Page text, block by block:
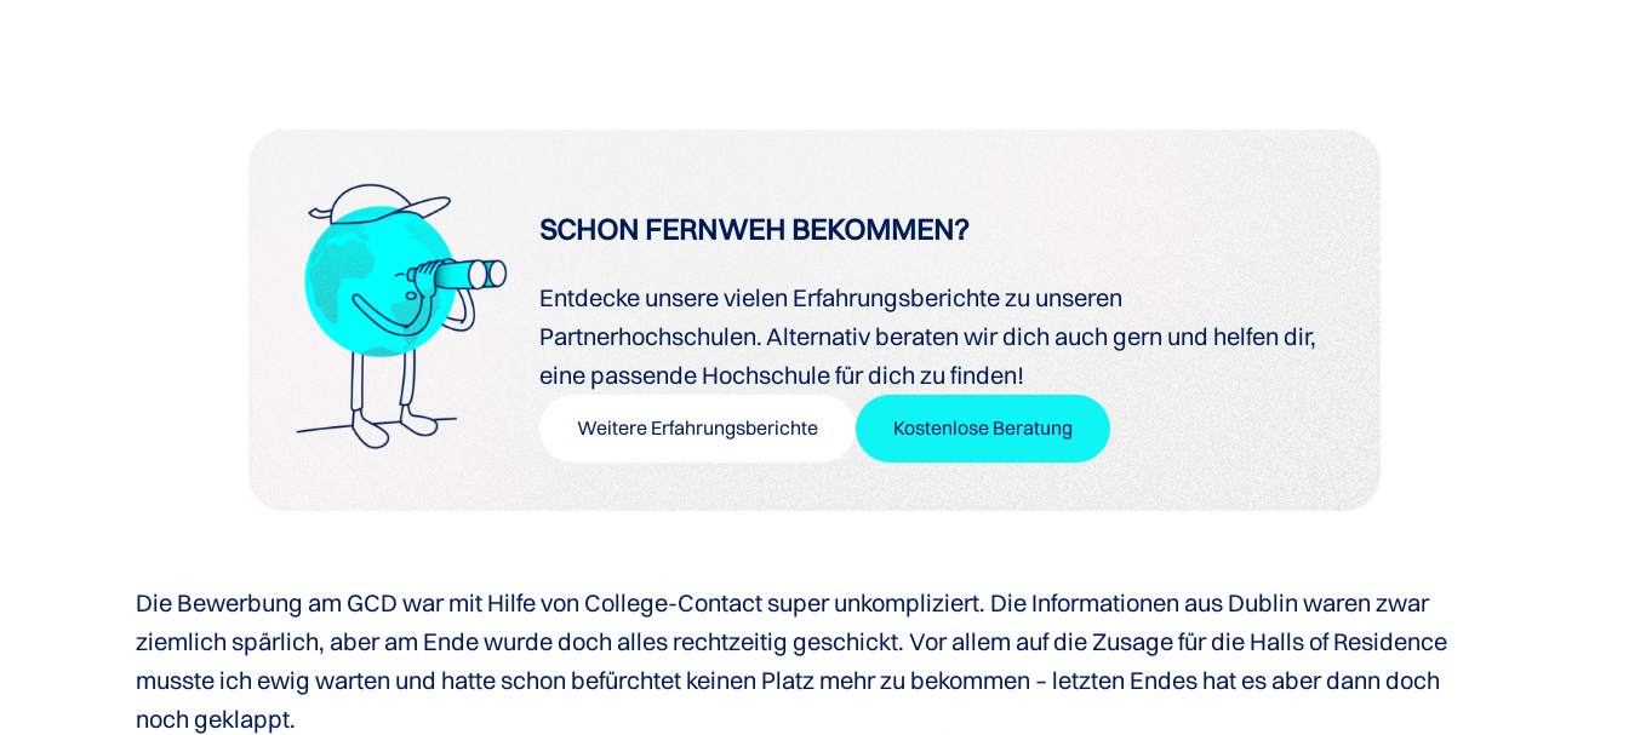
SCHON FERNWEH BEKOMMEN?
Entdecke unsere vielen Erfahrungsberichte zu unseren
Partnerhochschulen. Alternativ beraten wir dich auch gern und helfen dir,
eine passende Hochschule für dich zu finden!
Weitere Erfahrungsberichte Kostenlose Beratung
Die Bewerbung am GCD war mit Hilfe von College-Contact super unkompliziert. Die Informationen aus Dublin waren zwar
ziemlich spärlich, aber am Ende wurde doch alles rechtzeitig geschickt. Vor allem auf die Zusage für die Halls of Residence
musste ich ewig warten und hatte schon befürchtet keinen Platz mehr zu bekommen – letzten Endes hat es aber dann doch
noch geklappt.